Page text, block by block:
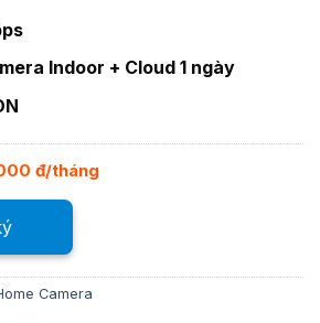
Indoor + Cloud 1 ngày
đ/tháng
Camera